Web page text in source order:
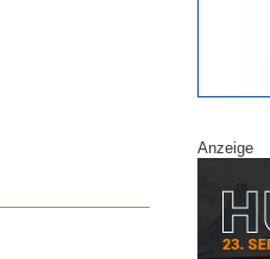
Anzeige